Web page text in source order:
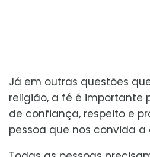
Já em outras questões
religião, a fé é importante
de confiança, respeito e
pessoa que nos convida a